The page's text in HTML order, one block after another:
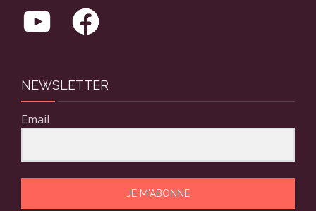
NEWSLETTER
Email
JE M'ABONNE